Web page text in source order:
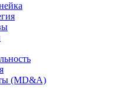
(MD&A)